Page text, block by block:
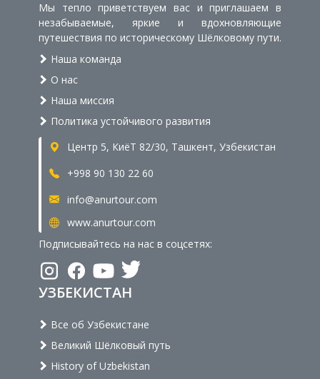
Мы тепло приветствуем вас и приглашаем в
незабываемые, яркие и вдохновляющие
путешествия по историческому Шёлковому пути.
Наша команда
О нас
Наша миссия
Политика устойчивого развития
Центр 5, КиёТ 82/30, Ташкент, Узбекистан
+998 90 130 22 60
info@anurtour.com
www.anurtour.com
Подписывайтесь на нас в соцсетях:
УЗБЕКИСТАН
Все об Узбекистане
Великий Шёлковый путь
History of Uzbekistan